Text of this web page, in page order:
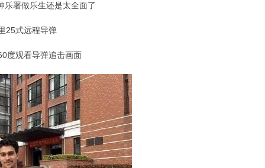
乐署做乐生还是太全面了
25式远程导弹
度观看导弹追击画面